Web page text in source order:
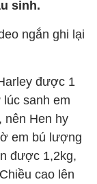
sinh.
ngắn ghi lại
được 1
sanh em
nên Hen hy
em bú lượng
được 1,2kg,
cao lên